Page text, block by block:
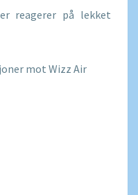
reagerer på lekket
mot Wizz Air